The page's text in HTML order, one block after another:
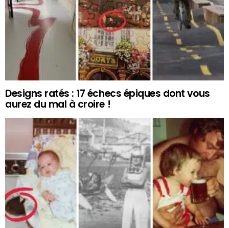
Designs ratés : 17 échecs épiques dont vous
aurez du mal à croire !